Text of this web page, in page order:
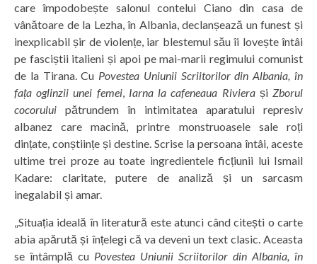
care împodobește salonul contelui Ciano din casa de
vânătoare de la Lezha, în Albania, declanșează un funest și
inexplicabil șir de violențe, iar blestemul său îi lovește întâi
pe fasciștii italieni și apoi pe mai-marii regimului comunist
de la Tirana. Cu Povestea Uniunii Scriitorilor din Albania, în
fața oglinzii unei femei, Iarna la cafeneaua Rivierași Zborul
cocorului pătrundem în intimitatea aparatului represiv
albanez care macină, printre monstruoasele sale roți
dințate, conștiințe și destine. Scrise la persoana întâi, aceste
ultime trei proze au toate ingredientele ficțiunii lui Ismail
Kadare: claritate, putere de analiză și un sarcasm
inegalabil și amar.
„Situația ideală în literatură este atunci când citești o carte
abia apărută și înțelegi că va deveni un text clasic. Aceasta
se întâmplă cu Povestea Uniunii Scriitorilor din Albania, în